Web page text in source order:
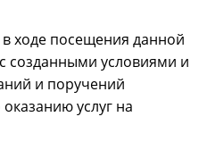
ходе посещения данной
созданными условиями и
и поручений
услуг на